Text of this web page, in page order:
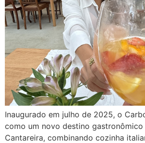
Inaugurado em julho de 2025, o
como um novo destino gastronômico
Cantareira, combinando cozinha